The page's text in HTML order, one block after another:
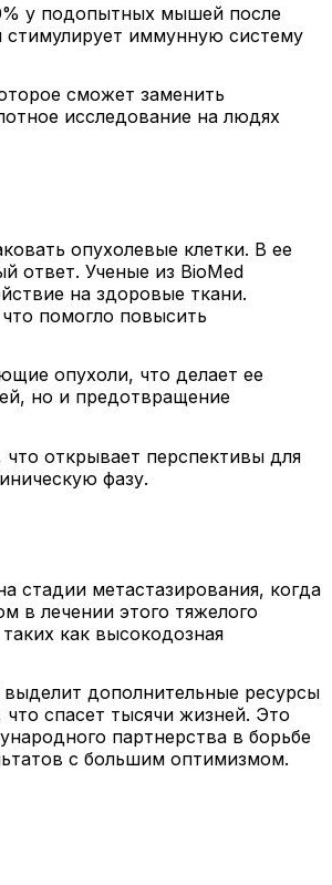
у подопытных мышей после
иммунную систему
сможет заменить
исследование на людях
опухолевые клетки. В ее
ответ. Ученые из BioMed
на здоровые ткани.
помогло повысить
опухоли, что делает ее
но и предотвращение
открывает перспективы для
фазу.
стадии метастазирования, когда
в лечении этого тяжелого
как высокодозная
дополнительные ресурсы
спасет тысячи жизней. Это
партнерства в борьбе
с большим оптимизмом.